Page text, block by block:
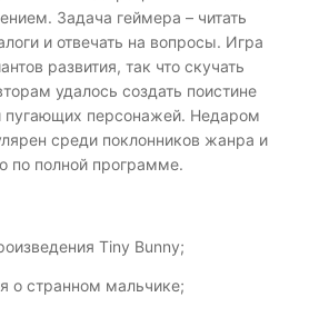
Задача геймера – читать
и отвечать на вопросы. Игра
развития, так что скучать
удалось создать поистине
пугающих персонажей. Недаром
среди поклонников жанра и
по полной программе.
Tiny Bunny;
о странном мальчике;